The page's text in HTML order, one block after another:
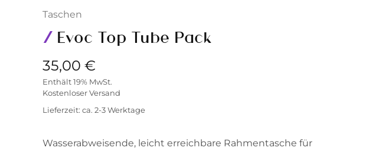
Taschen
Evoc Top Tube Pack
35,00 €
Enthält 19% MwSt.
Kostenloser Versand
Lieferzeit: ca. 2-3 Werktage
Wasserabweisende, leicht erreichbare Rahmentasche für